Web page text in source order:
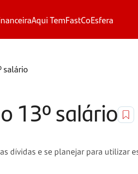
Aqui TemFastCoEsfera
salário
13º salário
dívidas e se planejar para utilizar